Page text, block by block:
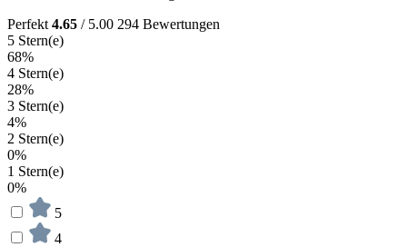
Perfekt 4.65 / 5.00 294 Bewertungen
5 Stern(e)
68%
4 Stern(e)
28%
3 Stern(e)
4%
2 Stern(e)
0%
1 Stern(e)
0%
5
4